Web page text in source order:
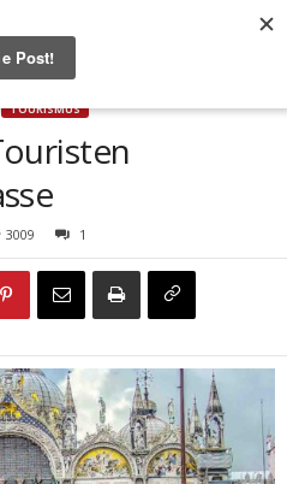
testweise zur Kasse
TOURISMUS
3009 1